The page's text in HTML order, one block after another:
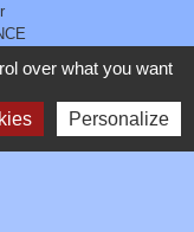
over what you want
Personalize